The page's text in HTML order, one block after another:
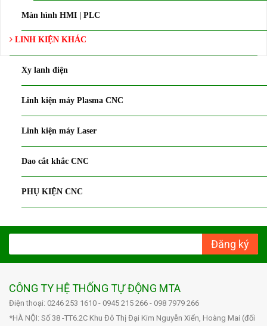
Màn hình HMI | PLC
LINH KIỆN KHÁC
Xy lanh điện
Linh kiện máy Plasma CNC
Linh kiện máy Laser
Dao cắt khắc CNC
PHỤ KIỆN CNC
Đăng ký
CÔNG TY HỆ THỐNG TỰ ĐỘNG MTA
Điện thoại: 0246 253 1610 - 0945 215 266 - 098 7979 266
*HÀ NỘI: Số 38 -TT6.2C Khu Đô Thị Đại Kim Nguyễn Xiển, Hoàng Mai (đối